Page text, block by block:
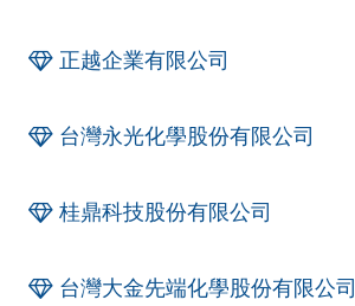
正越企業有限公司
台灣永光化學股份有限公司
桂鼎科技股份有限公司
台灣大金先端化學股份有限公司